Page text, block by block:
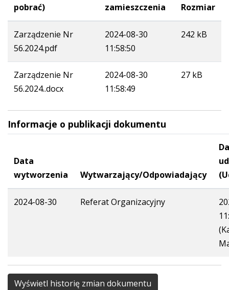
pobrać)
zamieszczenia
Rozmiar
Zarządzenie Nr
56.2024.pdf
2024-08-30
11:58:50
242 kB
Zarządzenie Nr
56.2024..docx
2024-08-30
11:58:49
27 kB
Informacje o publikacji dokumentu
Data
wytworzenia
Wytwarzający/Odpowiadający
2024-08-30 Referat Organizacyjny
Wyświetl historię zmian dokumentu